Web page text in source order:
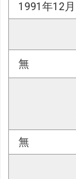
1991年12月
無
無